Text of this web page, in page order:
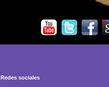
Redes sociales